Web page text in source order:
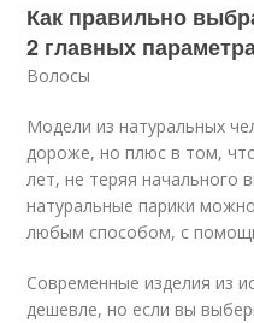
Как правильно
2 главных
Волосы
Модели из натуральных
дороже, но плюс в том,
лет, не теряя начального
натуральные парики
любым способом, с
Современные изделия из
дешевле, но если вы